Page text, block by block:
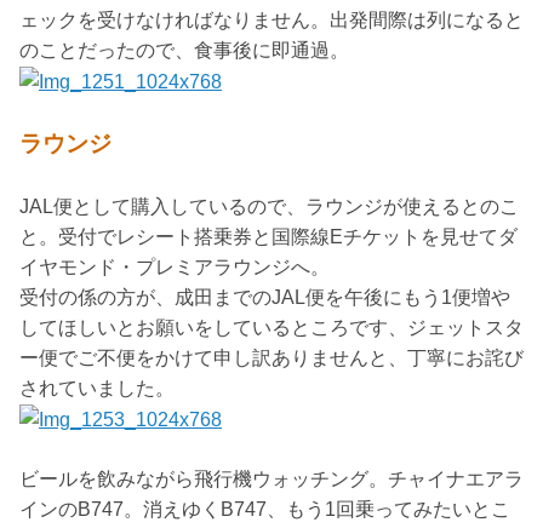
ェックを受けなければなりません。出発間際は列になると
のことだったので、食事後に即通過。
ラウンジ
JAL便として購入しているので、ラウンジが使えるとのこ
と。受付でレシート搭乗券と国際線Eチケットを見せてダ
イヤモンド・プレミアラウンジへ。
受付の係の方が、成田までのJAL便を午後にもう1便増や
してほしいとお願いをしているところです、ジェットスタ
ー便でご不便をかけて申し訳ありませんと、丁寧にお詫び
されていました。
ビールを飲みながら飛行機ウォッチング。チャイナエアラ
インのB747。消えゆくB747、もう1回乗ってみたいとこ